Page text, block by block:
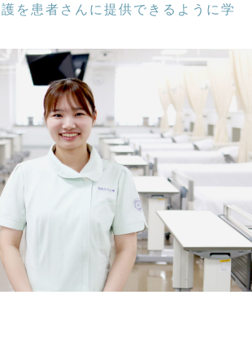
を患者さんに提供できるように学